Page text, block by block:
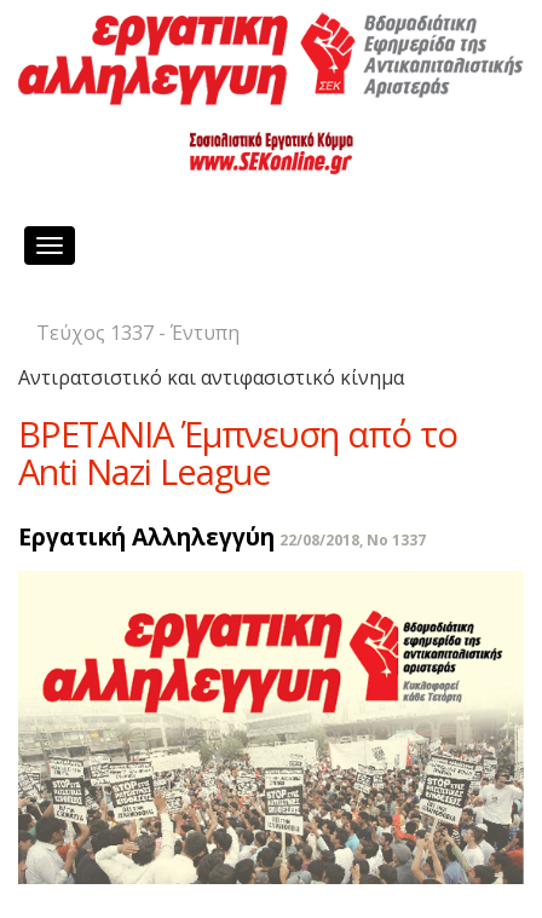
Toggle
Τεύχος 1337 - Έντυπη
Αντιρατσιστικό και αντιφασιστικό κίνημα
BΡETANIA Έμπνευση από το
Anti Nazi League
Εργατική Αλληλεγγύη 22/08/2018, No 1337